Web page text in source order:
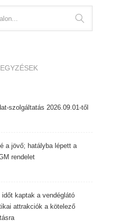
szolgáltatás 2026.09.01-től
a jövő; hatályba lépett a
rendelet
kaptak a vendéglátó
attrakciók a kötelező